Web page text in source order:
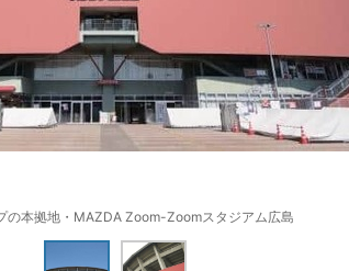
の本拠地・MAZDA Zoom-Zoomスタジアム広島